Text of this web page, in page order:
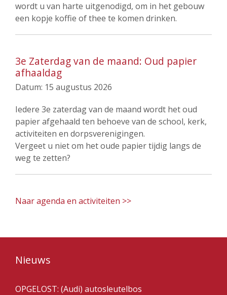
wordt u van harte uitgenodigd, om in het gebouw
een kopje koffie of thee te komen drinken.
3e Zaterdag van de maand: Oud papier
afhaaldag
Datum: 15 augustus 2026
Iedere 3e zaterdag van de maand wordt het oud
papier afgehaald ten behoeve van de school, kerk,
activiteiten en dorpsverenigingen.
Vergeet u niet om het oude papier tijdig langs de
weg te zetten?
Naar agenda en activiteiten >>
Nieuws
OPGELOST: (Audi) autosleutelbos